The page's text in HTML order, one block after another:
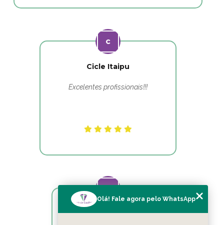
Cicle Itaipu
Excelentes profissionais!!!
Reyslane Fernandes
Olá! Fale agora pelo WhatsApp